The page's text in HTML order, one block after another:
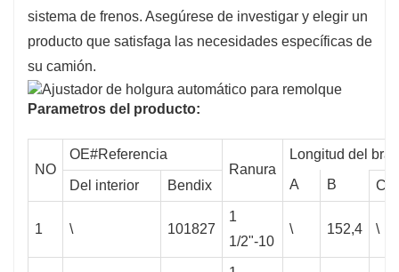
sistema de frenos. Asegúrese de investigar y elegir un
producto que satisfaga las necesidades específicas de
su camión.
Parametros del producto:
NO
OE#Referencia
Ranura
Longitud del
Del interior Bendix A B C
1 \ 101827
1
1/2"-10
\ 152,4 \